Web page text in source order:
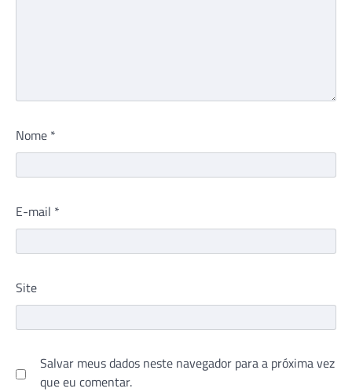
Nome *
E-mail *
Site
Salvar meus dados neste navegador para a próxima vez
que eu comentar.